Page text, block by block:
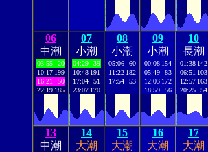
06
中潮
03:55
20
10:17 199
16:21
50
22:19 185
07
小潮
04:29
39
10:48 191
17:04
51
23:07 170
08
小潮
05:06
60
11:22 182
17:54
53
09
小潮
00:08 154
05:49
83
12:03 172
18:59
56
10
長潮
01:38 142
06:51 103
12:57 163
20:25
54
13
中潮
14
大潮
15
大潮
16
大潮
17
大潮